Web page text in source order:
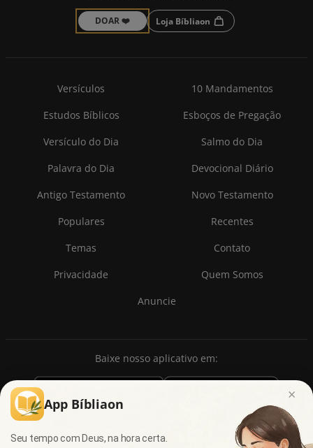
DOAR ❤️ Loja Bíbliaon
Versículos
10 Mandamentos
Estudos Bíblicos
Esboços de Pregação
Versículo do Dia
Salmo do Dia
Palavra do Dia
Devocional Diário
Antigo Testamento
Novo Testamento
Populares
Recentes
Temas
Contato
Privacidade
Quem Somos
Anuncie
Baixe nosso aplicativo em:
×
App Bíbliaon
Seu tempo com Deus, na hora certa.